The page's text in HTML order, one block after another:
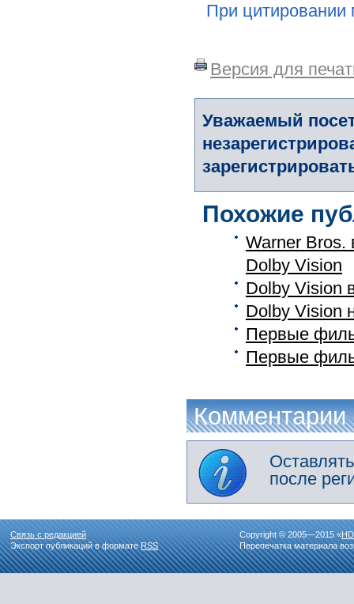
При цитировании
Версия для
Уважаемый
Похожие
Warner Bros.
Dolby Vision
Dolby Vision
Dolby Vision
Первые
Первые
Комментарии
после
Связь с редакцией
Экспорт публикаций в форматеRSS
Copyright © 2005—2015 «
Перепечатка материала